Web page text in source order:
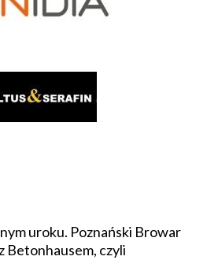
uroku. Poznański Browar
Betonhausem, czyli